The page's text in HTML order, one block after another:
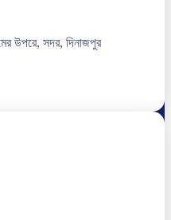
উপরে, সদর, দিনাজপুর